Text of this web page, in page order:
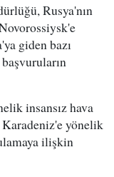
Rusya'nın
giden bazı
insansız hava
Karadeniz'e yönelik
ilişkin